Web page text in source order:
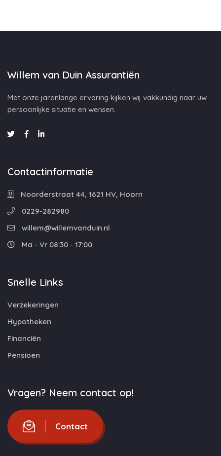
Willem van Duin Assurantiën
Met onze jarenlange ervaring kijken wij vakkundig naar uw
persoonlijke situatie en wensen.
Contactinformatie
Noorderstraat 44, 1621 HV, Hoorn
0229-282980
willem@willemvanduin.nl
Ma - Vr 08:30 - 17:00
Snelle Links
Verzekeringen
Hypotheken
Financiën
Pensioen
Vragen? Neem contact op!
Contact